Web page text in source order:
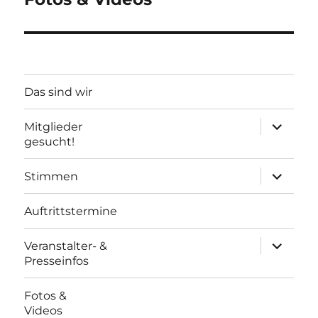
Das sind wir
Mitglieder
gesucht!
öffnen
Stimmen
öffnen
Auftrittstermine
Veranstalter- &
Presseinfos
öffnen
Fotos &
Videos